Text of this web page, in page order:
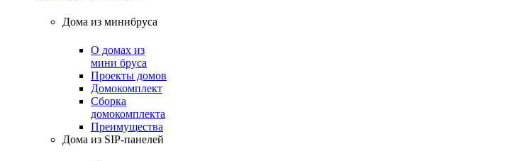
Дома из минибруса
О домах из
мини бруса
Проекты домов
Домокомплект
Сборка
домокомплекта
Преимущества
Дома из SIP-панелей